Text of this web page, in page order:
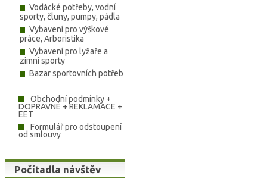
Vodácké potřeby, vodní
sporty, čluny, pumpy, pádla
Vybavení pro výškové
práce, Arboristika
Vybavení pro lyžaře a
zimní sporty
Bazar sportovních potřeb
Obchodní podmínky +
DOPRAVNÉ + REKLAMACE +
EET
Formulář pro odstoupení
od smlouvy
Počítadla návštěv